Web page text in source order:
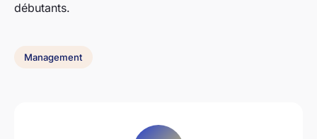
débutants.
Management